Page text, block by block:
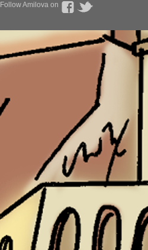
Follow Amilova on